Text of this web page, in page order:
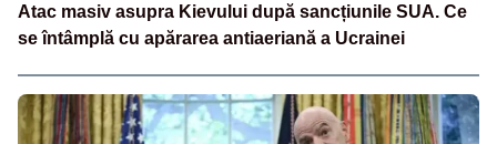
Atac masiv asupra Kievului după sancțiunile SUA. Ce
se întâmplă cu apărarea antiaeriană a Ucrainei